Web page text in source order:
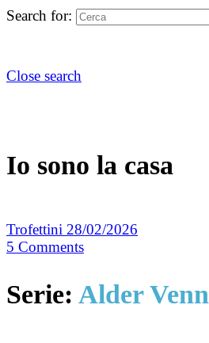
Search for:
Close search
Io sono la casa
Trofettini 28/02/2026
5 Comments
Serie: Alder Venn